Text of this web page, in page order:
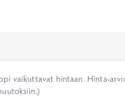
vaikuttavat hintaan. Hinta-